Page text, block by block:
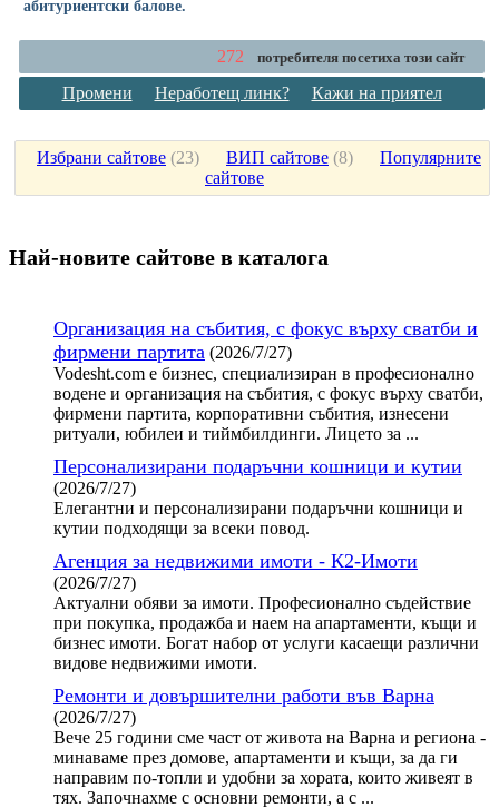
абитуриентски балове.
272 потребителя посетиха този сайт
Промени Неработещ линк? Кажи на приятел
Избрани сайтове (23) ВИП сайтове (8) Популярните
сайтове
Най-новите сайтoве в каталога
Организация на събития, с фокус върху сватби и
фирмени партита (2026/7/27)
Vodesht.com е бизнес, специализиран в професионално
водене и организация на събития, с фокус върху сватби,
фирмени партита, корпоративни събития, изнесени
ритуали, юбилеи и тиймбилдинги. Лицето за ...
Персонализирани подаръчни кошници и кутии
(2026/7/27)
Елегантни и персонализирани подаръчни кошници и
кутии подходящи за всеки повод.
Агенция за недвижими имоти - К2-Имоти
(2026/7/27)
Актуални обяви за имоти. Професионално съдействие
при покупка, продажба и наем на апартаменти, къщи и
бизнес имоти. Богат набор от услуги касаещи различни
видове недвижими имоти.
Ремонти и довършителни работи във Варна
(2026/7/27)
Вече 25 години сме част от живота на Варна и региона -
минаваме през домове, апартаменти и къщи, за да ги
направим по-топли и удобни за хората, които живеят в
тях. Започнахме с основни ремонти, а с ...